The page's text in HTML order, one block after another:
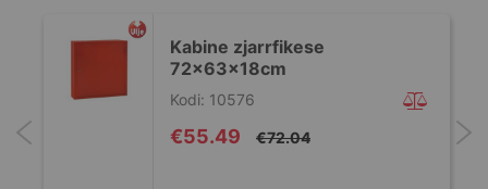
Kabine zjarrfikese
72x63x18cm
Special
Price
€55.49 €72.04
Kodi: 10576